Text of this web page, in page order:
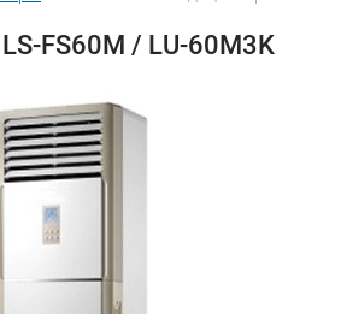
FS60M / LU-60M3K